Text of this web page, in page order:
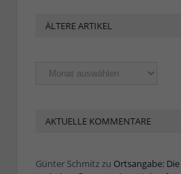
ÄLTERE ARTIKEL
Ältere
Artikel
AKTUELLE KOMMENTARE
Günter Schmitz zu Ortsangabe: